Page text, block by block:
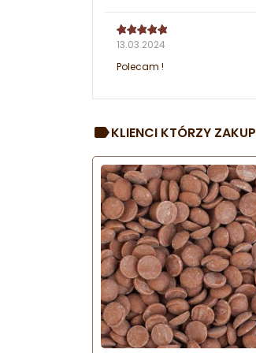
13.03.2024
Polecam !
KLIENCI KTÓRZY